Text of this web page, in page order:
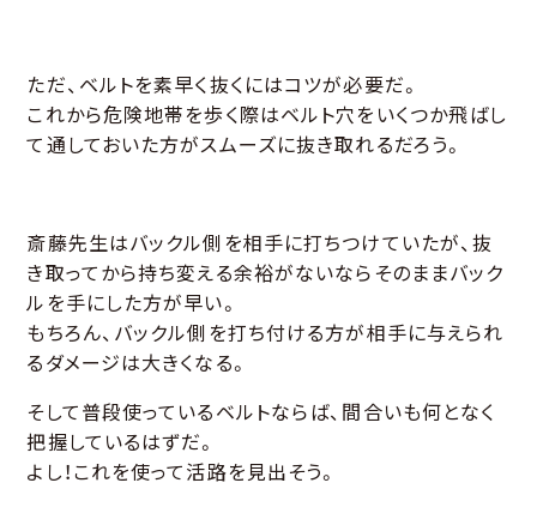
ただ、ベルトを素早く抜くにはコツが必要だ。
これから危険地帯を歩く際はベルト穴をいくつか飛ばし
て通しておいた方がスムーズに抜き取れるだろう。
斎藤先生はバックル側を相手に打ちつけていたが、抜
き取ってから持ち変える余裕がないならそのままバック
ルを手にした方が早い。
もちろん、バックル側を打ち付ける方が相手に与えられ
るダメージは大きくなる。
そして普段使っているベルトならば、間合いも何となく
把握しているはずだ。
よし！これを使って活路を見出そう。